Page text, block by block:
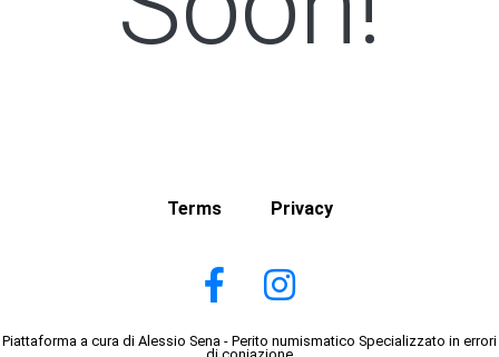
Terms Privacy
Piattaforma a cura di Alessio Sena - Perito numismatico Specializzato in errori